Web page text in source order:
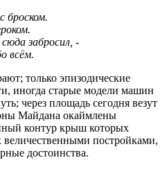
броском.
забросил, -
всём.
только эпизодические
иногда старые модели машин
через площадь сегодня везут
Майдана окаймлены
контур крыш которых
величественными постройками,
достоинства.